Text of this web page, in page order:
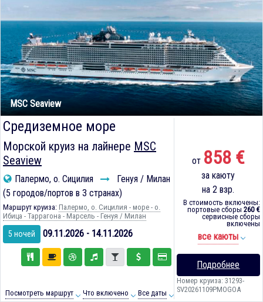
MSC Seaview
Средиземное море
Морской круиз на лайнере MSC
Seaview
Палермо, о. Сицилия
Генуя / Милан
(5 городов/портов в 3 странах)
Маршрут круиза: Палермо, о. Сицилия - море - о.
Ибица - Таррагона - Марсель - Генуя / Милан
5 ночей 09.11.2026 - 14.11.2026
Посмотреть маршрут Что включено Все даты
от 858 €
за каюту
на 2 взр.
В стоимость включены:
портовые сборы 260 €
сервисные сборы
включены
все каюты
Подробнее
Номер круиза: 31293-
SV20261109PMOGOA